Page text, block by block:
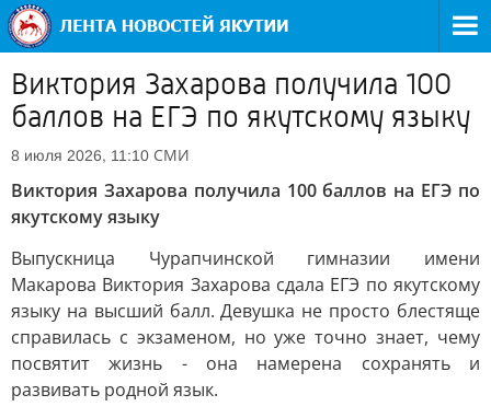
Виктория Захарова получила 100
баллов на ЕГЭ по якутскому языку
8 июля 2026, 11:10 СМИ
Виктория Захарова получила 100 баллов на ЕГЭ по
якутскому языку
Выпускница Чурапчинской гимназии имени
Макарова Виктория Захарова сдала ЕГЭ по якутскому
языку на высший балл. Девушка не просто блестяще
справилась с экзаменом, но уже точно знает, чему
посвятит жизнь - она намерена сохранять и
развивать родной язык.